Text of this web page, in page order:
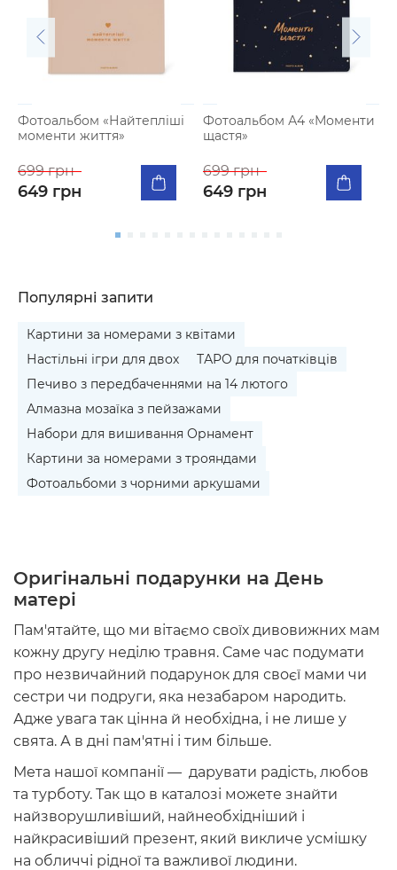
Фотоальбом «Найтепліші
моменти життя»
699 грн
649 грн
Фотоальбом А4 «Моменти
щастя»
699 грн
649 грн
Популярні запити
Картини за номерами з квітами
Настільні ігри для двох
ТАРО для початківців
Печиво з передбаченнями на 14 лютого
Алмазна мозаїка з пейзажами
Набори для вишивання Орнамент
Картини за номерами з трояндами
Фотоальбоми з чорними аркушами
Оригінальні подарунки на День
матері
Пам'ятайте, що ми вітаємо своїх дивовижних мам
кожну другу неділю травня. Саме час подумати
про незвичайний подарунок для своєї мами чи
сестри чи подруги, яка незабаром народить.
Адже увага так цінна й необхідна, і не лише у
свята. А в дні пам'ятні і тим більше.
Мета нашої компанії — дарувати радість, любов
та турботу. Так що в каталозі можете знайти
найзворушливіший, найнеобхідніший і
найкрасивіший презент, який викличе усмішку
на обличчі рідної та важливої людини.